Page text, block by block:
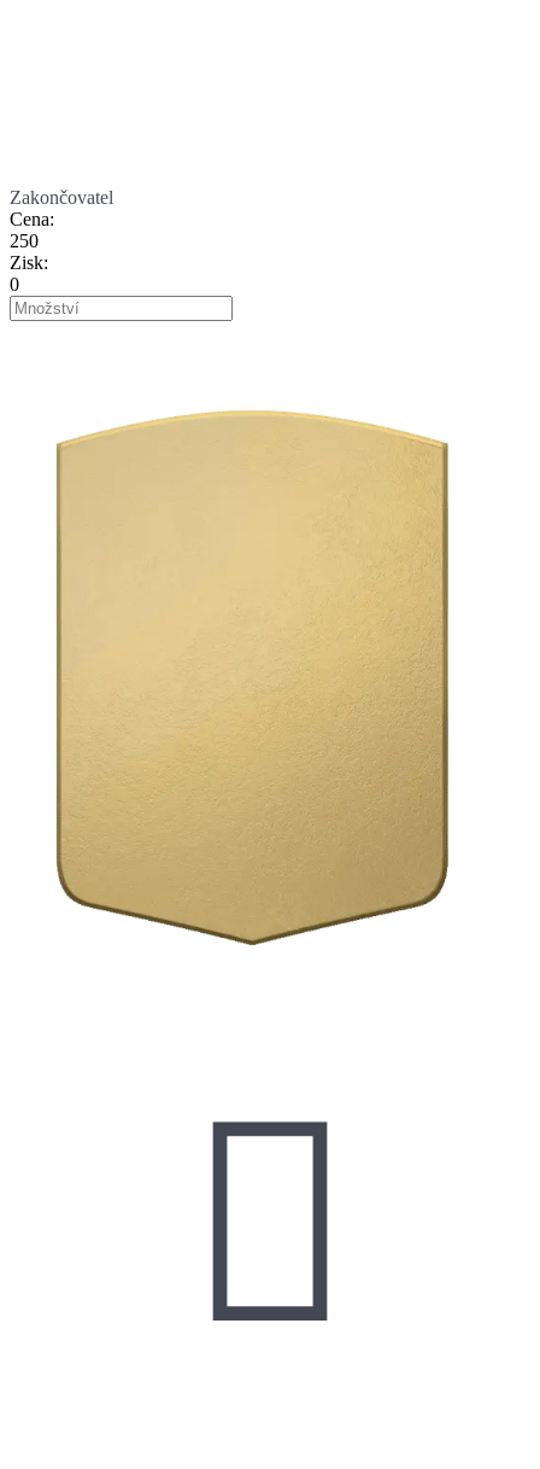
Zakončovatel
Cena:
250
Zisk:
0
